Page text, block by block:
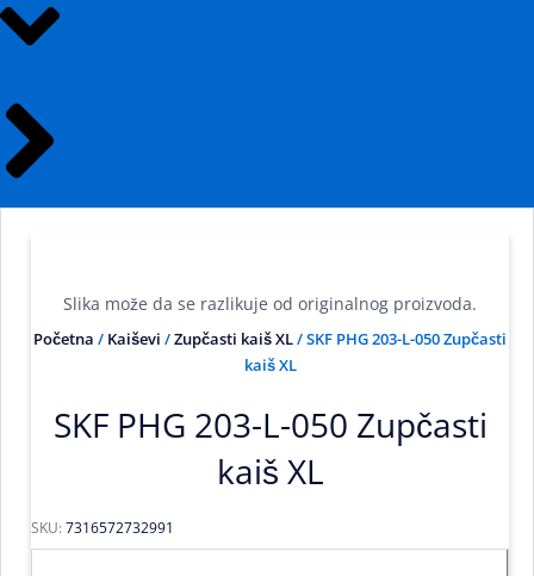
Slika može da se razlikuje od originalnog proizvoda.
Početna / Kaiševi /Zupčasti kaiš XL/ SKF PHG 203-L-050 Zupčasti
kaiš XL
SKF PHG 203-L-050 Zupčasti
kaiš XL
SKU: 7316572732991